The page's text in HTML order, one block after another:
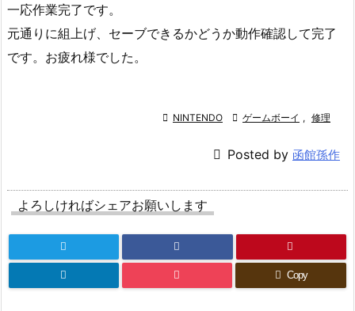
一応作業完了です。
元通りに組上げ、セーブできるかどうか動作確認して完了
です。お疲れ様でした。
 NINTENDO  ゲームボーイ , 修理
 Posted by 函館孫作
よろしければシェアお願いします
Copy